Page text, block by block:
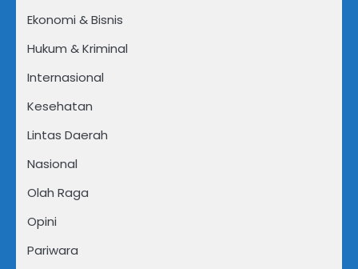
Ekonomi & Bisnis
Hukum & Kriminal
Internasional
Kesehatan
Lintas Daerah
Nasional
Olah Raga
Opini
Pariwara